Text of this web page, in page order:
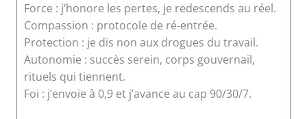
Force : j’honore les pertes, je redescends au réel.
Compassion : protocole de ré‑entrée.
Protection : je dis non aux drogues du travail.
Autonomie : succès serein, corps gouvernail,
rituels qui tiennent.
Foi : j’envoie à 0,9 et j’avance au cap 90/30/7.